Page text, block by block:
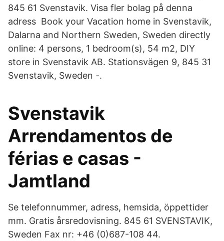
845 61 Svenstavik. Visa fler bolag på denna
adress Book your Vacation home in Svenstavik,
Dalarna and Northern Sweden, Sweden directly
online: 4 persons, 1 bedroom(s), 54 m2, DIY
store in Svenstavik AB. Stationsvägen 9, 845 31
Svenstavik, Sweden -.
Svenstavik
Arrendamentos de
férias e casas -
Jamtland
Se telefonnummer, adress, hemsida, öppettider
mm. Gratis årsredovisning. 845 61 SVENSTAVIK,
Sweden Fax nr: +46 (0)687-108 44.